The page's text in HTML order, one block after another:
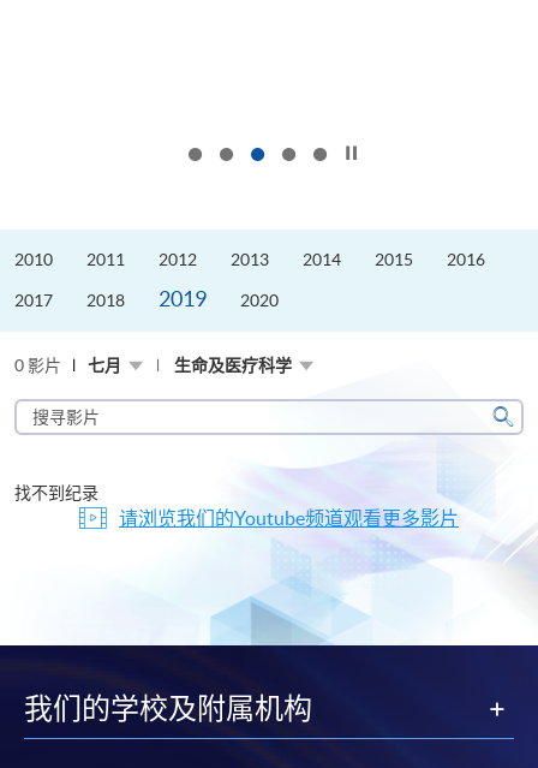
2010 2011 2012 2013 2014 2015 2016
2017 2018 2019 2020
0 影片 七月 生命及医疗科学
搜
寻
片
搜
找不到纪录
请浏览我们的Youtube频道观看更多影片
我们的学校及附属机构